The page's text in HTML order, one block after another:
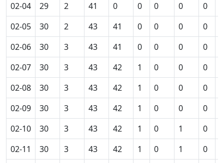
02-04
29 2 41 0 0 0 0 0
02-05
30 2 43 41 0 0 0 0
02-06
30 3 43 41 0 0 0 0
02-07
30 3 43 42 1 0 0 0
02-08
30 3 43 42 1 0 0 0
02-09
30 3 43 42 1 0 0 0
02-10
30 3 43 42 1 0 1 0
02-11
30 3 43 42 1 0 1 0